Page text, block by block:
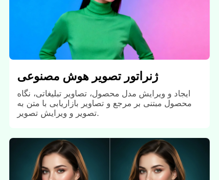
ژنراتور تصویر هوش مصنوعی
ایجاد و ویرایش مدل محصول، تصاویر تبلیغاتی، نگاه
محصول مبتنی بر مرجع و تصاویر بازاریابی با متن به
تصویر و ویرایش تصویر.